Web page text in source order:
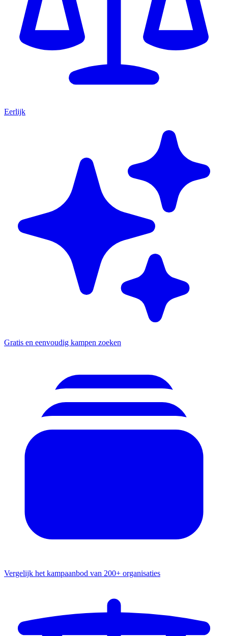
Eerlijk
Gratis en eenvoudig kampen zoeken
Vergelijk het kampaanbod van 200+ organisaties